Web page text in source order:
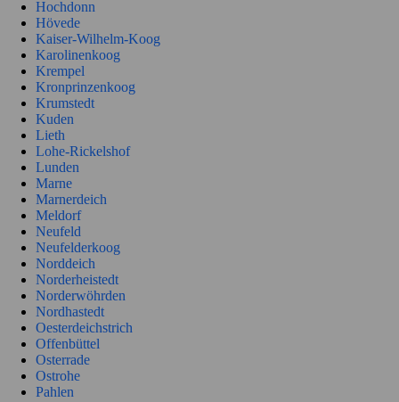
Hochdonn
Hövede
Kaiser-Wilhelm-Koog
Karolinenkoog
Krempel
Kronprinzenkoog
Krumstedt
Kuden
Lieth
Lohe-Rickelshof
Lunden
Marne
Marnerdeich
Meldorf
Neufeld
Neufelderkoog
Norddeich
Norderheistedt
Norderwöhrden
Nordhastedt
Oesterdeichstrich
Offenbüttel
Osterrade
Ostrohe
Pahlen